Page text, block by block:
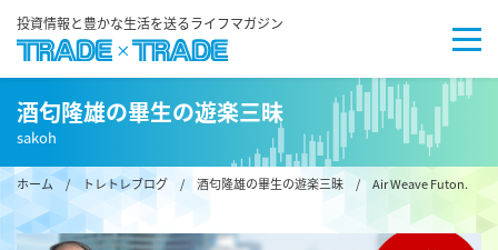
投資情報と豊かな生活を送るライフマガジン
酒匂隆雄の畢生の遊楽三昧
sakoh
ホーム/ トレトレブログ / 酒匂隆雄の畢生の遊楽三昧 / Air Weave Futon.